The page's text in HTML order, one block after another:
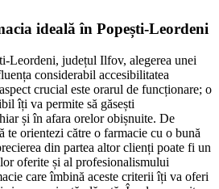
ideală în Popești-Leordeni
Leordeni, județul Ilfov, alegerea unei
considerabil accesibilitatea
crucial este orarul de funcționare; o
îți va permite să găsești
și în afara orelor obișnuite. De
te orientezi către o farmacie cu o bună
din partea altor clienți poate fi un
oferite și al profesionalismului
care îmbină aceste criterii îți va oferi